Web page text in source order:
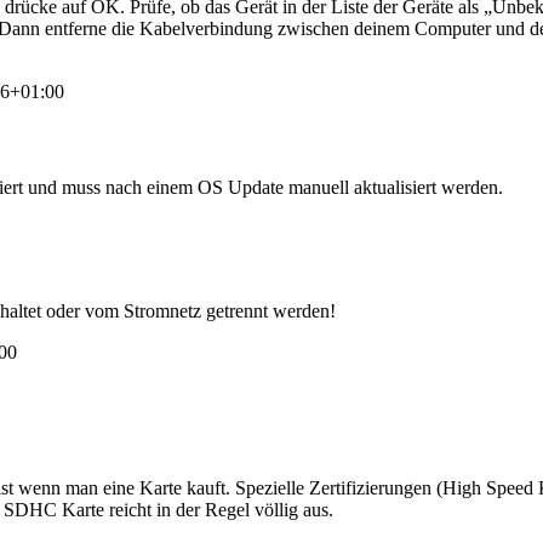
auf OK. Prüfe, ob das Gerät in der Liste der Geräte als
entferne die Kabelverbindung zwischen deinem Computer und
und muss nach einem OS Update manuell aktualisiert werden.
oder vom Stromnetz getrennt werden!
wenn man eine Karte kauft. Spezielle Zertifizierungen (High
Karte reicht in der Regel völlig aus.